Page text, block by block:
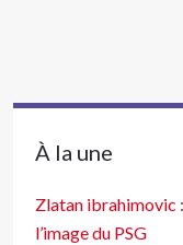
À la une
Zlatan ibrahimovic
l’image du PSG